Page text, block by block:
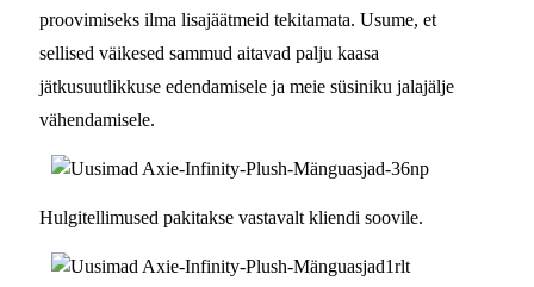
proovimiseks ilma lisajäätmeid tekitamata. Usume, et
sellised väikesed sammud aitavad palju kaasa
jätkusuutlikkuse edendamisele ja meie süsiniku jalajälje
vähendamisele.
Hulgitellimused pakitakse vastavalt kliendi soovile.